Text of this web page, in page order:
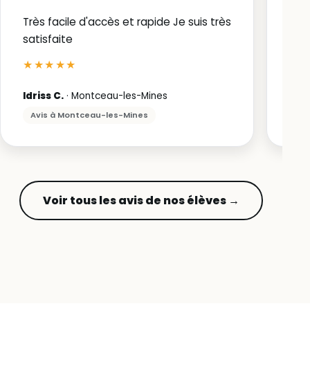
Très facile d'accès et rapide Je suis très
satisfaite
★★★★★
Idriss C. · Montceau-les-Mines
Avis à Montceau-les-Mines
Voir tous les avis de nos élèves →